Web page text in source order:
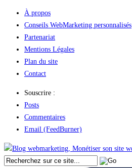
À propos
Conseils WebMarketing personnalisés
Partenariat
Mentions Légales
Plan du site
Contact
Souscrire :
Posts
Commentaires
Email (FeedBurner)